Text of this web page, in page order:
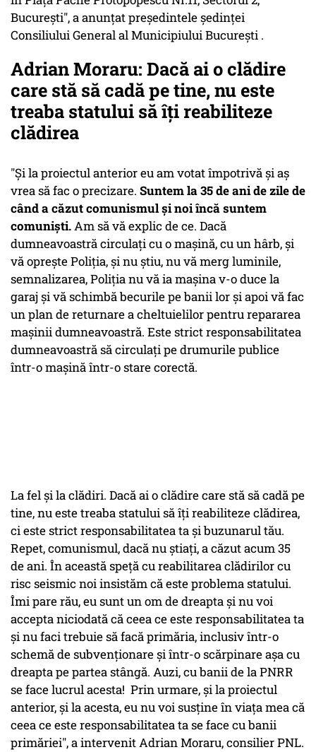
București", a anunțat președintele ședinței
Consiliului General al Municipiului București .
Adrian Moraru: Dacă ai o clădire
care stă să cadă pe tine, nu este
treaba statului să îți reabiliteze
clădirea
"Și la proiectul anterior eu am votat împotrivă și aș
vrea să fac o precizare. Suntem la 35 de ani de zile de
când a căzut comunismul și noi încă suntem
comuniști.Am să vă explic de ce. Dacă
dumneavoastră circulați cu o mașină, cu un hârb, și
vă oprește Poliția, și nu știu, nu vă merg luminile,
semnalizarea, Poliția nu vă ia mașina v-o duce la
garaj și vă schimbă becurile pe banii lor și apoi vă fac
un plan de returnare a cheltuielilor pentru repararea
mașinii dumneavoastră. Este strict responsabilitatea
dumneavoastră să circulați pe drumurile publice
într-o mașină într-o stare corectă.
La fel și la clădiri. Dacă ai o clădire care stă să cadă pe
tine, nu este treaba statului să îți reabiliteze clădirea,
ci este strict responsabilitatea ta și buzunarul tău.
Repet, comunismul, dacă nu știați, a căzut acum 35
de ani. În această speță cu reabilitarea clădirilor cu
risc seismic noi insistăm că este problema statului.
Îmi pare rău, eu sunt un om de dreapta și nu voi
accepta niciodată că ceea ce este responsabilitatea ta
și nu faci trebuie să facă primăria, inclusiv într-o
schemă de subvenționare și într-o scărpinare așa cu
dreapta pe partea stângă. Auzi, cu banii de la PNRR
se face lucrul acesta! Prin urmare, și la proiectul
anterior, și la acesta, eu nu voi susține în viața mea că
ceea ce este responsabilitatea ta se face cu banii
primăriei", a intervenit Adrian Moraru, consilier PNL.